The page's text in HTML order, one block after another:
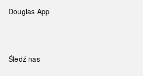
Douglas App
Śledź nas